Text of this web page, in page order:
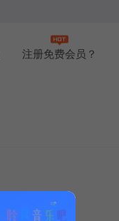
注册免费会员？